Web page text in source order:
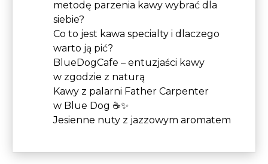
metodę parzenia kawy wybrać dla
siebie?
Co to jest kawa specialty i dlaczego
warto ją pić?
BlueDogCafe – entuzjaści kawy
w zgodzie z naturą
Kawy z palarni Father Carpenter
w Blue Dog ☕✨
Jesienne nuty z jazzowym aromatem